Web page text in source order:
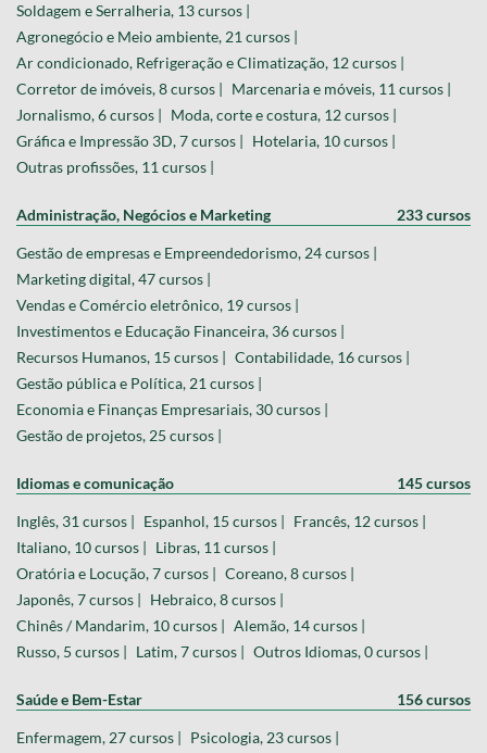
Soldagem e Serralheria, 13 cursos |
Agronegócio e Meio ambiente, 21 cursos |
Ar condicionado, Refrigeração e Climatização, 12 cursos |
Corretor de imóveis, 8 cursos | Marcenaria e móveis, 11 cursos |
Jornalismo, 6 cursos | Moda, corte e costura, 12 cursos |
Gráfica e Impressão 3D, 7 cursos | Hotelaria, 10 cursos |
Outras profissões, 11 cursos |
Administração, Negócios e Marketing 233 cursos
Gestão de empresas e Empreendedorismo, 24 cursos |
Marketing digital, 47 cursos |
Vendas e Comércio eletrônico, 19 cursos |
Investimentos e Educação Financeira, 36 cursos |
Recursos Humanos, 15 cursos | Contabilidade, 16 cursos |
Gestão pública e Política, 21 cursos |
Economia e Finanças Empresariais, 30 cursos |
Gestão de projetos, 25 cursos |
Idiomas e comunicação 145 cursos
Inglês, 31 cursos | Espanhol, 15 cursos | Francês, 12 cursos |
Italiano, 10 cursos | Libras, 11 cursos |
Oratória e Locução, 7 cursos | Coreano, 8 cursos |
Japonês, 7 cursos | Hebraico, 8 cursos |
Chinês / Mandarim, 10 cursos | Alemão, 14 cursos |
Russo, 5 cursos | Latim, 7 cursos | Outros Idiomas, 0 cursos |
Saúde e Bem-Estar 156 cursos
Enfermagem, 27 cursos | Psicologia, 23 cursos |